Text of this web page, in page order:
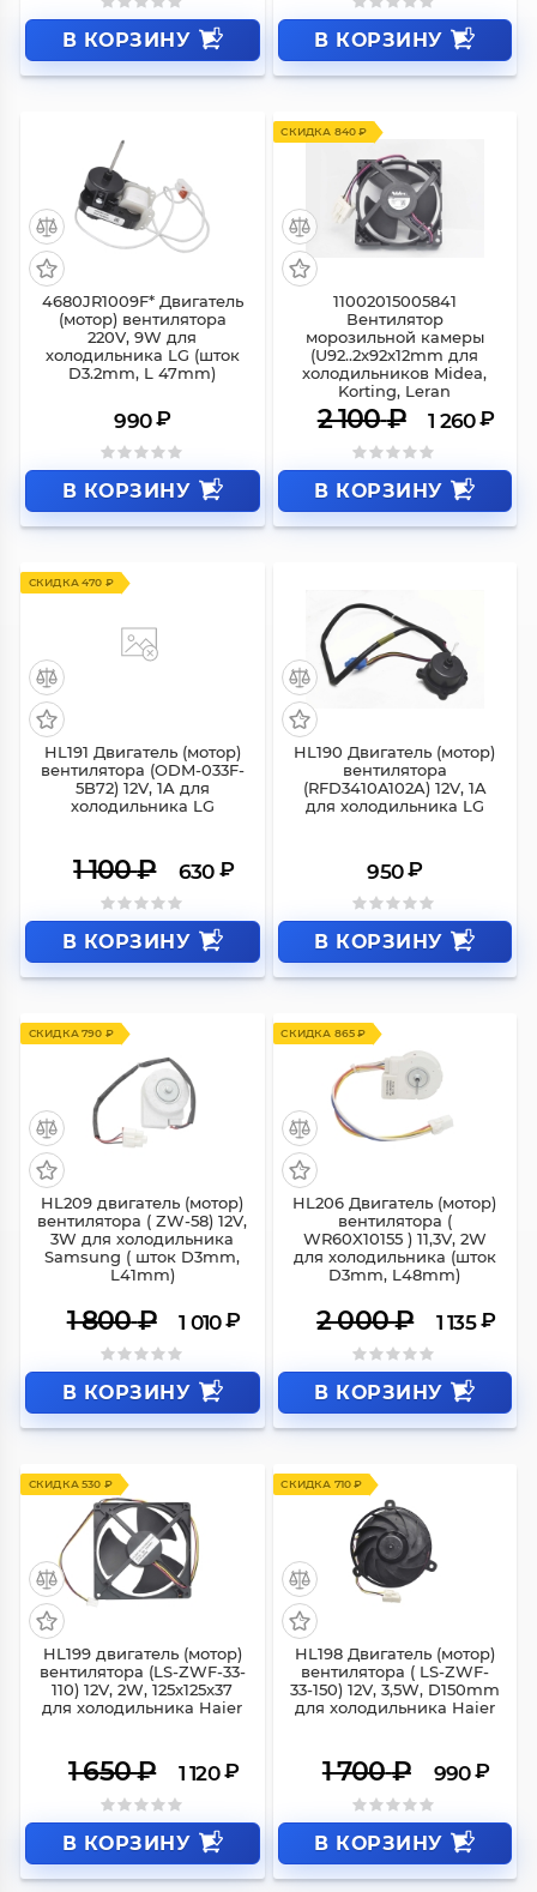
В КОРЗИНУ В КОРЗИНУ
4680JR1009F* Двигатель
(мотор) вентилятора
220V, 9W для
холодильника LG (шток
D3.2mm, L 47mm)
990 ₽
В КОРЗИНУ
СКИДКА 840 ₽
11002015005841
Вентилятор
морозильной камеры
(U92..2x92x12mm для
холодильников Midea,
Korting, Leran
2 100₽ 1 260 ₽
В КОРЗИНУ
СКИДКА 470 ₽
HL191 Двигатель (мотор)
вентилятора (ODM-033F-
5B72) 12V, 1A для
холодильника LG
1 100₽ 630 ₽
В КОРЗИНУ
HL190 Двигатель (мотор)
вентилятора
(RFD3410A102A) 12V, 1A
для холодильника LG
950 ₽
В КОРЗИНУ
СКИДКА 790 ₽
HL209 двигатель (мотор)
вентилятора ( ZW-58) 12V,
3W для холодильника
Samsung ( шток D3mm,
L41mm)
1 800₽ 1 010 ₽
В КОРЗИНУ
СКИДКА 865 ₽
HL206 Двигатель (мотор)
вентилятора (
WR60X10155 ) 11,3V, 2W
для холодильника (шток
D3mm, L48mm)
2 000₽ 1 135 ₽
В КОРЗИНУ
СКИДКА 530 ₽
HL199 двигатель (мотор)
вентилятора (LS-ZWF-33-
110) 12V, 2W, 125x125x37
для холодильника Haier
1 650₽ 1 120 ₽
В КОРЗИНУ
СКИДКА 710 ₽
HL198 Двигатель (мотор)
вентилятора ( LS-ZWF-
33-150) 12V, 3,5W, D150mm
для холодильника Haier
1 700₽ 990 ₽
В КОРЗИНУ